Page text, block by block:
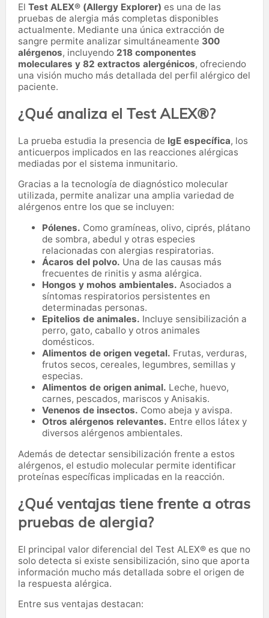
El Test ALEX® (Allergy Explorer) es una de las
pruebas de alergia más completas disponibles
actualmente. Mediante una única extracción de
sangre permite analizar simultáneamente 300
alérgenos, incluyendo 218 componentes
moleculares y 82 extractos alergénicos, ofreciendo
una visión mucho más detallada del perfil alérgico del
paciente.
¿Qué analiza el Test ALEX®?
La prueba estudia la presencia de IgE específica, los
anticuerpos implicados en las reacciones alérgicas
mediadas por el sistema inmunitario.
Gracias a la tecnología de diagnóstico molecular
utilizada, permite analizar una amplia variedad de
alérgenos entre los que se incluyen:
Pólenes. Como gramíneas, olivo, ciprés, plátano
de sombra, abedul y otras especies
relacionadas con alergias respiratorias.
Ácaros del polvo. Una de las causas más
frecuentes de rinitis y asma alérgica.
Hongos y mohos ambientales. Asociados a
síntomas respiratorios persistentes en
determinadas personas.
Epitelios de animales. Incluye sensibilización a
perro, gato, caballo y otros animales
domésticos.
Alimentos de origen vegetal. Frutas, verduras,
frutos secos, cereales, legumbres, semillas y
especias.
Alimentos de origen animal. Leche, huevo,
carnes, pescados, mariscos y Anisakis.
Venenos de insectos. Como abeja y avispa.
Otros alérgenos relevantes. Entre ellos látex y
diversos alérgenos ambientales.
Además de detectar sensibilización frente a estos
alérgenos, el estudio molecular permite identificar
proteínas específicas implicadas en la reacción.
¿Qué ventajas tiene frente a otras
pruebas de alergia?
El principal valor diferencial del Test ALEX® es que no
solo detecta si existe sensibilización, sino que aporta
información mucho más detallada sobre el origen de
la respuesta alérgica.
Entre sus ventajas destacan: